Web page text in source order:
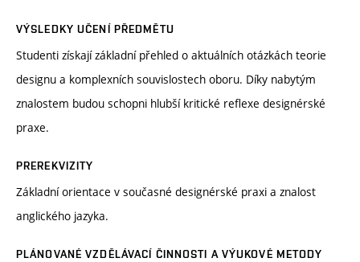
VÝSLEDKY UČENÍ PŘEDMĚTU
Studenti získají základní přehled o aktuálních otázkách teorie
designu a komplexních souvislostech oboru. Díky nabytým
znalostem budou schopni hlubší kritické reflexe designérské
praxe.
PREREKVIZITY
Základní orientace v současné designérské praxi a znalost
anglického jazyka.
PLÁNOVANÉ VZDĚLÁVACÍ ČINNOSTI A VÝUKOVÉ METODY